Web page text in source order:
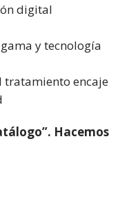
digital
y tecnología
encaje
Hacemos